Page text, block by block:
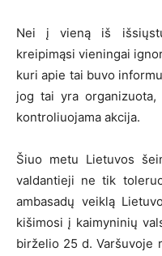
Nei į vieną iš
kreipimąsi vieningai
kuri apie tai buvo
jog tai yra
kontroliuojama akcija.
Šiuo metu Lietuvos
valdantieji ne tik
ambasadų veiklą
kišimosi į kaimyninių
birželio 25 d. Varšuvoje